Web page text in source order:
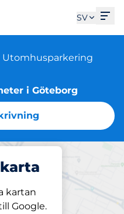
SV
Utomhusparkering
i Göteborg
kartan
Google.
Ladda